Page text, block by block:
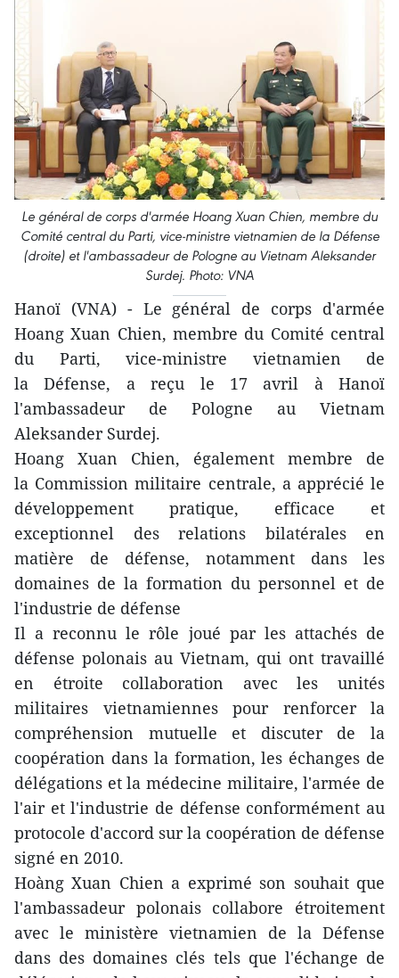
Le général de corps d'armée Hoang Xuan Chien, membre du
Comité central du Parti, vice-ministre vietnamien de la Défense
(droite) et l'ambassadeur de Pologne au Vietnam Aleksander
Surdej. Photo: VNA
Hanoï (VNA) - Le général de corps d'armée
Hoang Xuan Chien, membre du Comité central
du Parti, vice-ministre vietnamien de
la Défense, a reçu le 17 avril à Hanoï
l'ambassadeur de Pologne au Vietnam
Aleksander Surdej.
Hoang Xuan Chien, également membre de
la Commission militaire centrale, a apprécié le
développement pratique, efficace et
exceptionnel des relations bilatérales en
matière de défense, notamment dans les
domaines de la formation du personnel et de
l'industrie de défense
Il a reconnu le rôle joué par les attachés de
défense polonais au Vietnam, qui ont travaillé
en étroite collaboration avec les unités
militaires vietnamiennes pour renforcer la
compréhension mutuelle et discuter de la
coopération dans la formation, les échanges de
délégations et la médecine militaire, l'armée de
l'air et l'industrie de défense conformément au
protocole d'accord sur la coopération de défense
signé en 2010.
Hoàng Xuan Chien a exprimé son souhait que
l'ambassadeur polonais collabore étroitement
avec le ministère vietnamien de la Défense
dans des domaines clés tels que l'échange de